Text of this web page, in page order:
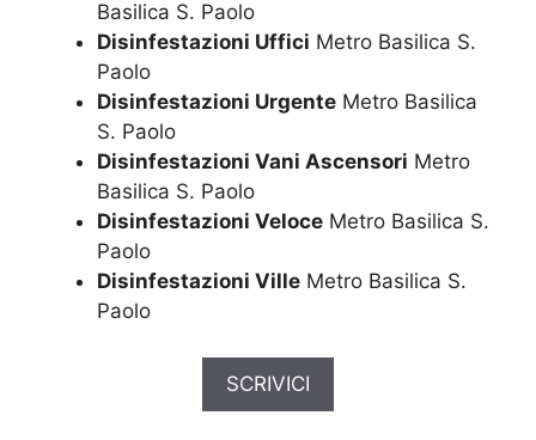
Basilica S. Paolo
Disinfestazioni Uffici Metro Basilica S.
Paolo
Disinfestazioni Urgente Metro Basilica
S. Paolo
Disinfestazioni Vani Ascensori Metro
Basilica S. Paolo
Disinfestazioni Veloce Metro Basilica S.
Paolo
Disinfestazioni Ville Metro Basilica S.
Paolo
SCRIVICI